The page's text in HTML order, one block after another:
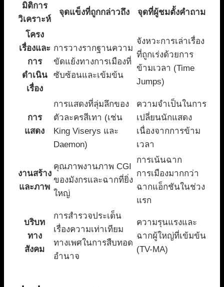
มิติการ
วิเคราะห์
จุดแข็งที่ถูกกล่าวถึง จุดที่ผู้ชมตั้งคำถาม
โครง
เรื่องและ
การ
ดำเนิน
เรื่อง
การวางรากฐานความ
ขัดแย้งทางการเมืองที่
ซับซ้อนและเข้มข้น
จังหวะการเล่าเรื่อง
ที่ถูกเร่งด้วยการ
ข้ามเวลา (Time
Jumps)
การ
แสดง
การแสดงที่ลุ่มลึกของ
ตัวละครสีเทา (เช่น
King Viserys และ
Daemon)
ความจำเป็นในการ
เปลี่ยนนักแสดง
เนื่องจากการข้าม
เวลา
งานสร้าง
และภาพ
คุณภาพงานภาพ CGI
ของมังกรและฉากที่ยิ่ง
ใหญ่
การเน้นฉาก
การเมืองมากกว่า
ฉากแอ็กชันในช่วง
แรก
บริบท
ทาง
สังคม
การสำรวจประเด็น
เรื่องความเท่าเทียม
ทางเพศในการสืบทอด
อำนาจ
ความรุนแรงและ
ฉากผู้ใหญ่ที่เข้มข้น
(TV-MA)